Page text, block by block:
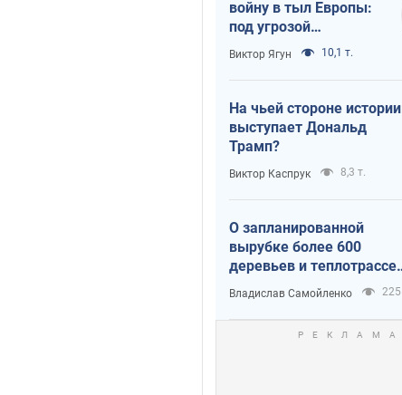
войну в тыл Европы:
под угрозой
критическая
логистика
Виктор Ягун 10,1 т.
На чьей стороне истории
выступает Дональд
Трамп?
Виктор Каспрук 8,3 т.
О запланированной
вырубке более 600
деревьев и теплотрассе:
что происходит на
Теремках в Киеве
Владислав Самойленко 225